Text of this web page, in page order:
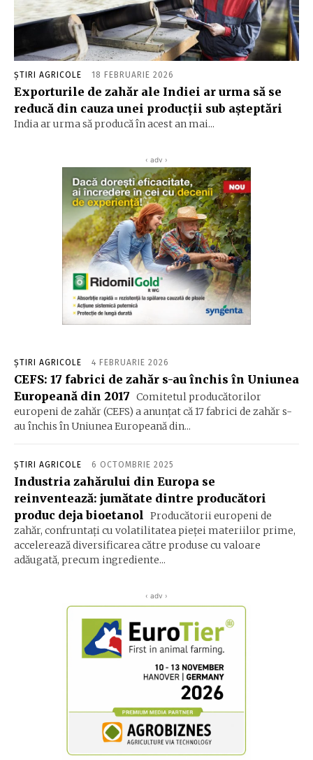
ȘTIRI AGRICOLE 18 FEBRUARIE 2026
Exporturile de zahăr ale Indiei ar urma să se
reducă din cauza unei producţii sub aşteptări
India ar urma să producă în acest an mai...
‹ adv ›
ȘTIRI AGRICOLE 4 FEBRUARIE 2026
CEFS: 17 fabrici de zahăr s-au închis în Uniunea
Europeană din 2017 Comitetul producătorilor
europeni de zahăr (CEFS) a anunțat că 17 fabrici de zahăr s-
au închis în Uniunea Europeană din...
ȘTIRI AGRICOLE 6 OCTOMBRIE 2025
Industria zahărului din Europa se
reinventează: jumătate dintre producători
produc deja bioetanol
Producătorii europeni de
zahăr, confruntați cu volatilitatea pieței materiilor prime,
accelerează diversificarea către produse cu valoare
adăugată, precum ingrediente...
‹ adv ›